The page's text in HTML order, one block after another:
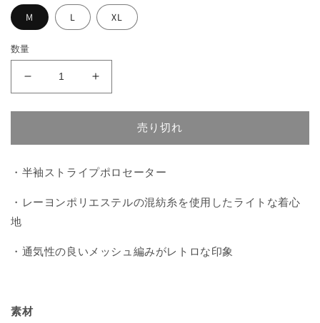
M L XL
数量
STRIPE
SUMMER
KNIT
SHIRTS
数
を
ら
す
STRIPE
SUMMER
KNIT
SHIRTS
数
を
や
す
売り切れ
・ 半袖ストライプポロセーター
・レーヨンポリエステルの混紡糸を使用したライトな着心
地
・通気性の良いメッシュ編みがレトロな印象
素材